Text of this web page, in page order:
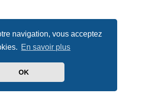
navigation, vous acceptez
En savoir plus
OK